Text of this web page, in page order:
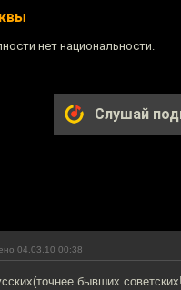
нет национальности.
Слушай
04.03.10 00:38
бывших